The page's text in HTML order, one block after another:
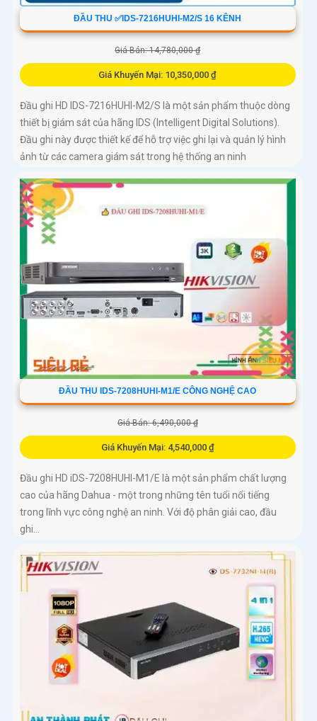
ĐẦU THU ✅IDS-7216HUHI-M2/S 16 KÊNH
Giá Bán: 14,780,000 ₫
Giá Khuyến Mại: 10,350,000 ₫
Đầu ghi HD IDS-7216HUHI-M2/S là một sản phẩm thuộc dòng
thiết bị giám sát của hãng IDS (Intelligent Digital Solutions).
Đầu ghi này được thiết kế để hỗ trợ việc ghi lại và quản lý hình
ảnh từ các camera giám sát trong hệ thống an ninh
ĐẦU THU IDS-7208HUHI-M1/E CÔNG NGHỆ CAO
Giá Bán: 6,490,000 ₫
Giá Khuyến Mại: 4,540,000 ₫
Đầu ghi HD iDS-7208HUHI-M1/E là một sản phẩm chất lượng
cao của hãng Dahua - một trong những tên tuổi nổi tiếng
trong lĩnh vực công nghệ an ninh. Với độ phân giải cao, đầu
ghi...